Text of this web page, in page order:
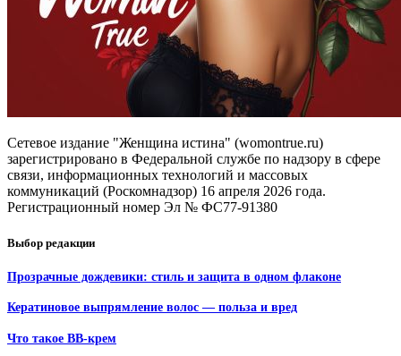
Сетевое издание "Женщина истина" (womontrue.ru)
зарегистрировано в Федеральной службе по надзору в сфере
связи, информационных технологий и массовых
коммуникаций (Роскомнадзор) 16 апреля 2026 года.
Регистрационный номер Эл № ФС77-91380
Выбор редакции
Прозрачные дождевики: стиль и защита в одном флаконе
Кератиновое выпрямление волос — польза и вред
Что такое BB-крем